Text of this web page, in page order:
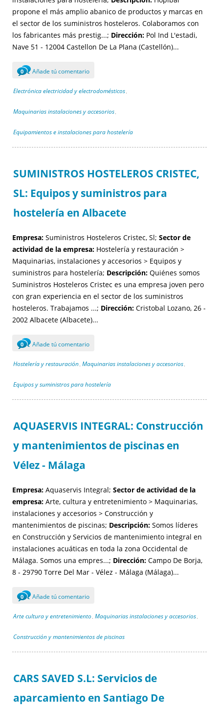
propone el más amplio abanico de productos y marcas en
el sector de los suministros hosteleros. Colaboramos con
los fabricantes más prestig...; Dirección: Pol Ind L'estadi,
Nave 51 - 12004 Castellon De La Plana (Castellón)...
0 Añade tú comentario
Electrónica electricidad y electrodomésticos ,
Maquinarias instalaciones y accesorios ,
Equipamientos e instalaciones para hostelería
SUMINISTROS HOSTELEROS CRISTEC,
SL: Equipos y suministros para
hostelería en Albacete
Empresa: Suministros Hosteleros Cristec, Sl; Sector de
actividad de la empresa: Hostelería y restauración >
Maquinarias, instalaciones y accesorios > Equipos y
suministros para hostelería; Descripción: Quiénes somos
Suministros Hosteleros Cristec es una empresa joven pero
con gran experiencia en el sector de los suministros
hosteleros. Trabajamos ...; Dirección: Cristobal Lozano, 26 -
2002 Albacete (Albacete)...
0 Añade tú comentario
Hostelería y restauración , Maquinarias instalaciones y accesorios ,
Equipos y suministros para hostelería
AQUASERVIS INTEGRAL: Construcción
y mantenimientos de piscinas en
Vélez - Málaga
Empresa: Aquaservis Integral; Sector de actividad de la
empresa: Arte, cultura y entretenimiento > Maquinarias,
instalaciones y accesorios > Construcción y
mantenimientos de piscinas; Descripción: Somos líderes
en Construcción y Servicios de mantenimiento integral en
instalaciones acuáticas en toda la zona Occidental de
Málaga. Somos una empres...; Dirección: Campo De Borja,
8 - 29790 Torre Del Mar - Vélez - Málaga (Málaga)...
0 Añade tú comentario
Arte cultura y entretenimiento , Maquinarias instalaciones y accesorios ,
Construcción y mantenimientos de piscinas
CARS SAVED S.L: Servicios de
aparcamiento en Santiago De